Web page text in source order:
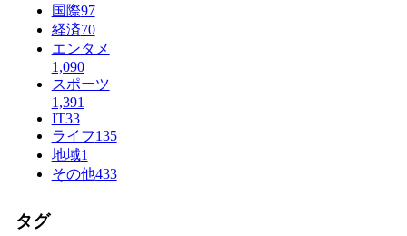
国際97
経済70
エンタメ
1,090
スポーツ
1,391
IT33
ライフ135
地域1
その他433
タグ